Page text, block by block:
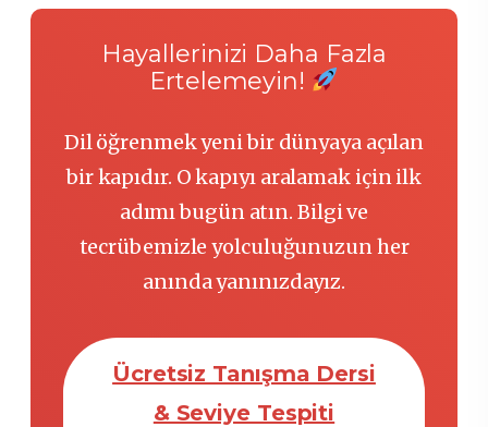
Hayallerinizi Daha Fazla
Ertelemeyin!
Dil öğrenmek yeni bir dünyaya açılan
bir kapıdır. O kapıyı aralamak için ilk
adımı bugün atın. Bilgi ve
tecrübemizle yolculuğunuzun her
anında yanınızdayız.
Ücretsiz Tanışma Dersi
& Seviye Tespiti